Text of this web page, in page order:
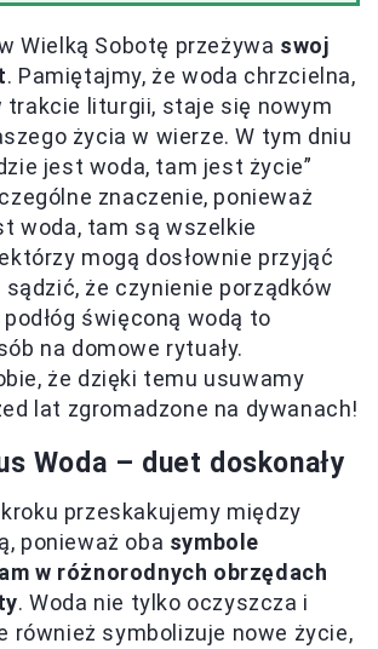
Wielką Sobotę przeżywa swoj
. Pamiętajmy, że woda chrzcielna,
trakcie liturgii, staje się nowym
życia w wierze. W tym dniu
jest woda, tam jest życie”
znaczenie, ponieważ
woda, tam są wszelkie
mogą dosłownie przyjąć
sądzić, że czynienie porządków
święconą wodą to
na domowe rytuały.
że dzięki temu usuwamy
lat zgromadzone na dywanach!
Woda – duet doskonały
przeskakujemy między
ponieważ oba symbole
w różnorodnych obrzędach
. Woda nie tylko oczyszcza i
również symbolizuje nowe życie,